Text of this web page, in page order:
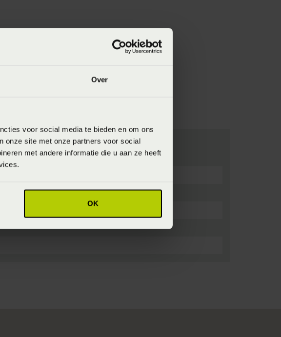
Over
voor social media te bieden en om ons
onze site met onze partners voor social
met andere informatie die u aan ze heeft
OK